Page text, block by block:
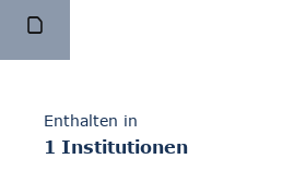
Enthalten in
1 Institutionen